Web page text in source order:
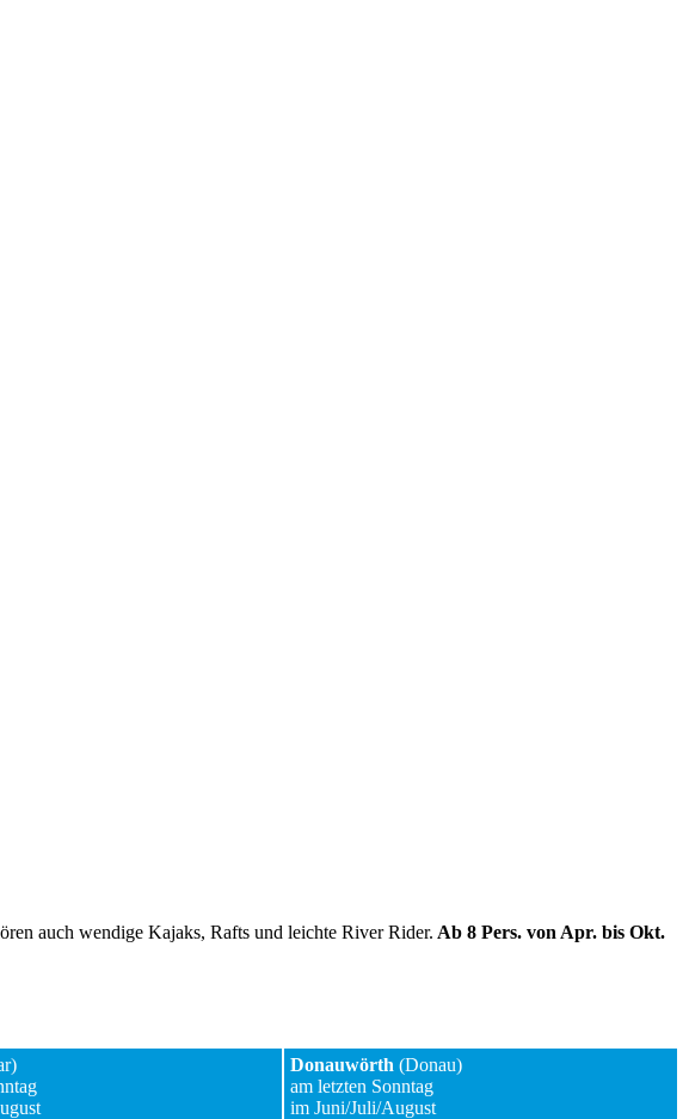
auch wendige Kajaks, Rafts und leichte River Rider. Ab 8 Pers. von Apr. bis Okt.
Donauwörth (Donau)
am letzten Sonntag
im Juni/Juli/August